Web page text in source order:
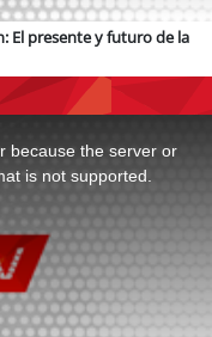
El presente y futuro de la
because the server or
is not supported.